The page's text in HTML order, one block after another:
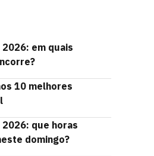
em quais
10 melhores
que horas
domingo?